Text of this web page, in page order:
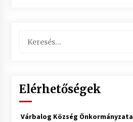
Elérhetőségek
Várbalog Község Önkormányzata